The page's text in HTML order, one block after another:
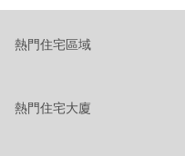
熱門住宅區域
熱門住宅大廈